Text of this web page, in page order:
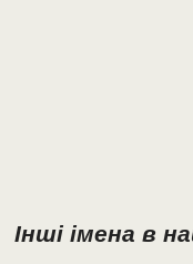
Інші імена в